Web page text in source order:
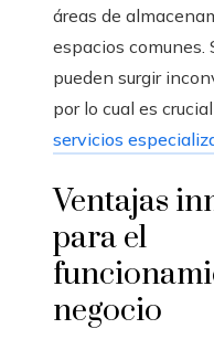
áreas de
espacios comunes.
pueden surgir
por lo cual es
servicios
Ventajas
para el
negocio